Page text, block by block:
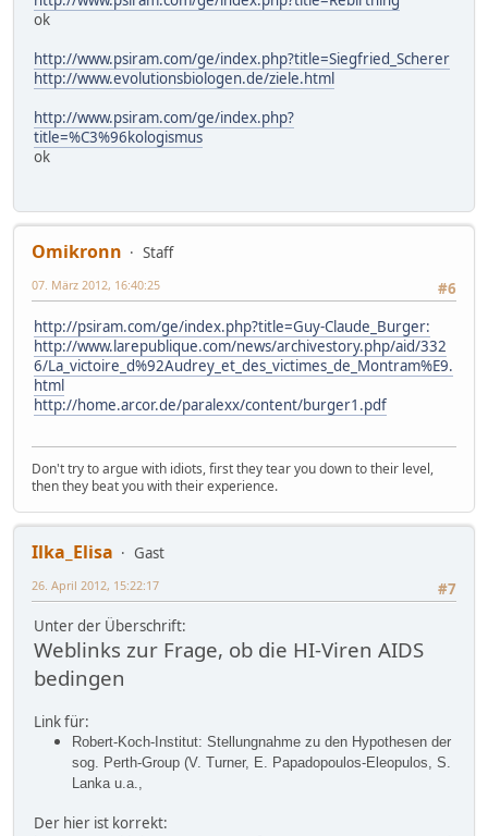
ok
http://www.psiram.com/ge/index.php?title=Siegfried_Scherer
http://www.evolutionsbiologen.de/ziele.html
http://www.psiram.com/ge/index.php?
title=%C3%96kologismus
ok
Omikronn
Staff
#6
07. März 2012, 16:40:25
http://psiram.com/ge/index.php?title=Guy-Claude_Burger:
http://www.larepublique.com/news/archivestory.php/aid/332
6/La_victoire_d%92Audrey_et_des_victimes_de_Montram%E9.
html
http://home.arcor.de/paralexx/content/burger1.pdf
Don't try to argue with idiots, first they tear you down to their level,
then they beat you with their experience.
Ilka_Elisa
Gast
#7
26. April 2012, 15:22:17
Unter der Überschrift:
Weblinks zur Frage, ob die HI-Viren AIDS
bedingen
Link für:
Robert-Koch-Institut: Stellungnahme zu den Hypothesen der
sog. Perth-Group (V. Turner, E. Papadopoulos-Eleopulos, S.
Lanka u.a.,
Der hier ist korrekt: